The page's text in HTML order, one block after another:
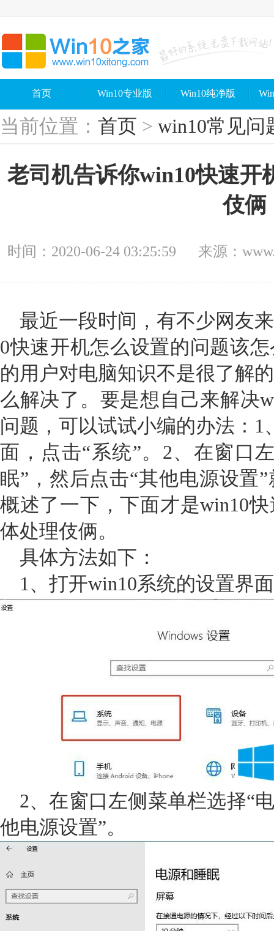
首页 Win10专业版 Win10纯净版
当前位置： 首页 > win10常见问
老司机告诉你win10快速开
伎俩
时间：2020-06-24 03:25:59 来源：
最近一段时间，有不少网友
0快速开机怎么设置的问题该
的用户对电脑知识不是很了解
么解决了。要是想自己来解决
问题，可以试试小编的办法：1
面，点击“系统”。2、在窗口
眠”，然后点击“其他电源设置
概述了一下，下面才是win10
体处理伎俩。
具体方法如下：
1、打开win10系统的设置界
2、在窗口左侧菜单栏选择“
他电源设置”。